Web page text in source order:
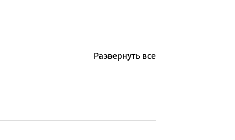
Развернуть все